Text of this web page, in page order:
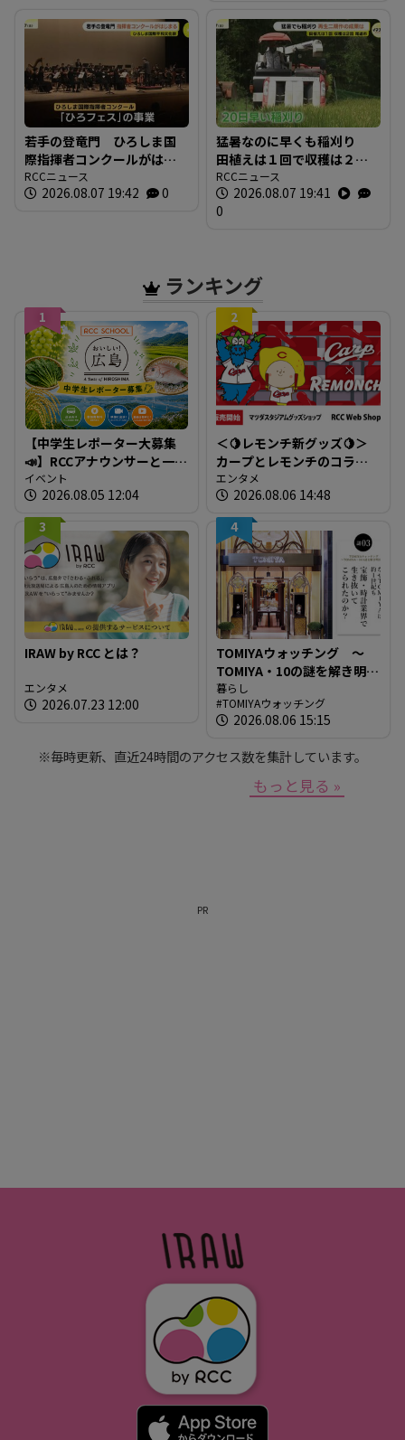
若手の登竜門 ひろしま国
際指揮者コンクールがはじ
まる 表現力や指揮の技術
を競う 広島市
RCCニュース
2026.08.07 19:42 0
猛暑なのに早くも稲刈り
田植えは１回で収穫は２
回 コメの再生二期作の成
果は 広島県尾道市
RCCニュース
2026.08.07 19:41
0
ランキング
1
【中学生レポーター大募集
📣】RCCアナウンサーと一緒
に「広島の食」の現場を取
材しよう！
イベント
2026.08.05 12:04
2
＜🍋レモンチ新グッズ🍋＞
カープとレモンチのコラボ
グッズが登場！
エンタメ
2026.08.06 14:48
3
IRAW by RCC とは？
エンタメ
2026.07.23 12:00
4
TOMIYAウォッチング ～
TOMIYA・10の謎を解き明か
す～ 謎03 「なぜTOMIYAは
約1世紀も宝飾・時計業界で
生き抜いてこられたの
暮らし
TOMIYAウォッチング
2026.08.06 15:15
※毎時更新、直近24時間のアクセス数を集計しています。
もっと見る »
PR